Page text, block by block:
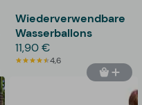
Wiederverwendbare
Wasserballons
11,90 €
4,6